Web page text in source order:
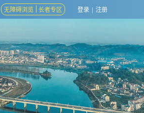
无障碍浏览 长者专区 登录 | 注册